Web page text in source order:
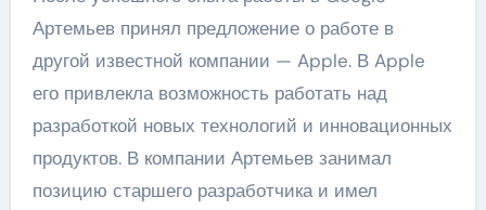
Артемьев принял предложение о работе в
другой известной компании — Apple. В Apple
его привлекла возможность работать над
разработкой новых технологий и инновационных
продуктов. В компании Артемьев занимал
позицию старшего разработчика и имел